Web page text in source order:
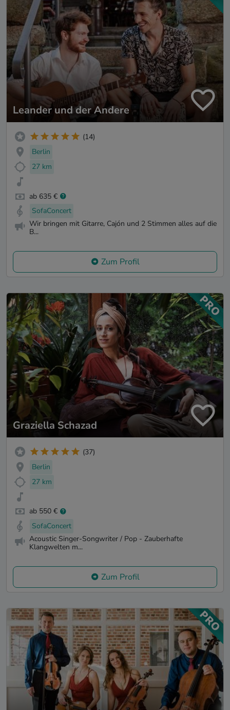
Leander und der Andere
(14)
Berlin
27 km
ab 635 €
SofaConcert
Wir bringen mit Gitarre, Cajón und 2 Stimmen alles auf die
B...
Zum Profil
Graziella Schazad
(37)
Berlin
27 km
ab 550 €
SofaConcert
Acoustic Singer-Songwriter / Pop - Zauberhafte
Klangwelten m...
Zum Profil